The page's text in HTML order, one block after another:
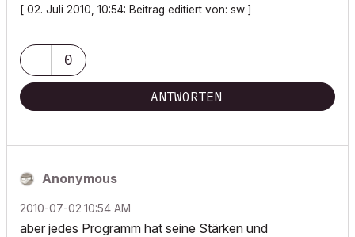
[ 02. Juli 2010, 10:54: Beitrag editiert von: sw ]
0
ANTWORTEN
Anonymous
‎2010-07-02 10:54 AM
aber jedes Programm hat seine Stärken und